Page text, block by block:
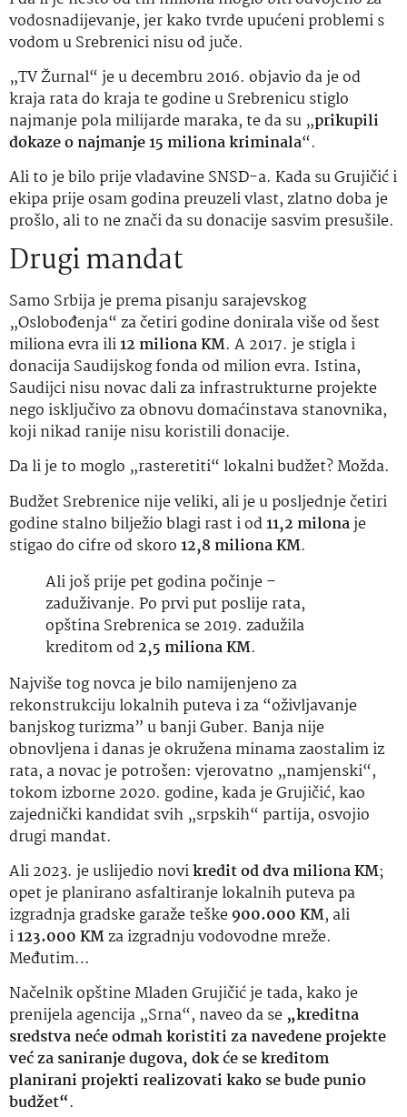
vodosnadijevanje, jer kako tvrde upućeni problemi s
vodom u Srebrenici nisu od juče.
„TV Žurnal“ je u decembru 2016. objavio da je od
kraja rata do kraja te godine u Srebrenicu stiglo
najmanje pola milijarde maraka, te da su „prikupili
dokaze o najmanje 15 miliona kriminala“.
Ali to je bilo prije vladavine SNSD-a. Kada su Grujičić i
ekipa prije osam godina preuzeli vlast, zlatno doba je
prošlo, ali to ne znači da su donacije sasvim presušile.
Drugi mandat
Samo Srbija je prema pisanju sarajevskog
„Oslobođenja“ za četiri godine donirala više od šest
miliona evra ili12 miliona KM. A 2017. je stigla i
donacija Saudijskog fonda od milion evra. Istina,
Saudijci nisu novac dali za infrastrukturne projekte
nego isključivo za obnovu domaćinstava stanovnika,
koji nikad ranije nisu koristili donacije.
Da li je to moglo „rasteretiti“ lokalni budžet? Možda.
Budžet Srebrenice nije veliki, ali je u posljednje četiri
godine stalno bilježio blagi rast i od11,2 milonaje
stigao do cifre od skoro 12,8 miliona KM.
Ali još prije pet godina počinje –
zaduživanje. Po prvi put poslije rata,
opština Srebrenica se 2019. zadužila
kreditom od2,5 miliona KM.
Najviše tog novca je bilo namijenjeno za
rekonstrukciju lokalnih puteva i za “oživljavanje
banjskog turizma” u banji Guber. Banja nije
obnovljena i danas je okružena minama zaostalim iz
rata, a novac je potrošen: vjerovatno „namjenski“,
tokom izborne 2020. godine, kada je Grujičić, kao
zajednički kandidat svih „srpskih“ partija, osvojio
drugi mandat.
Ali 2023. je uslijedio novikredit od dva miliona KM;
opet je planirano asfaltiranje lokalnih puteva pa
izgradnja gradske garaže teške900.000 KM, ali
i123.000 KMza izgradnju vodovodne mreže.
Međutim…
Načelnik opštine Mladen Grujičić je tada, kako je
prenijela agencija „Srna“, naveo da se „kreditna
sredstva neće odmah koristiti za navedene projekte
već za saniranje dugova, dok će se kreditom
planirani projekti realizovati kako se bude punio
budžet“.